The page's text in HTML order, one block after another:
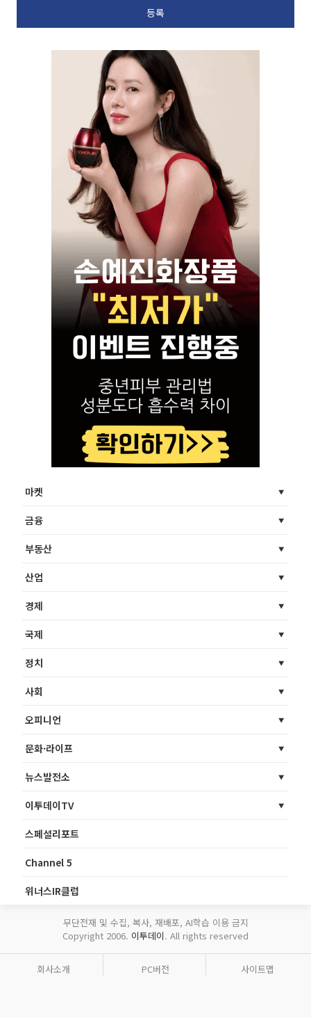
마켓
금융
부동산
산업
경제
국제
정치
사회
오피니언
문화·라이프
뉴스발전소
이투데이TV
스페셜리포트
Channel 5
위너스IR클럽
무단전재 및 수집, 복사, 재배포, AI학습 이용 금지
Copyright 2006. 이투데이. All rights reserved
회사소개 PC버전 사이트맵